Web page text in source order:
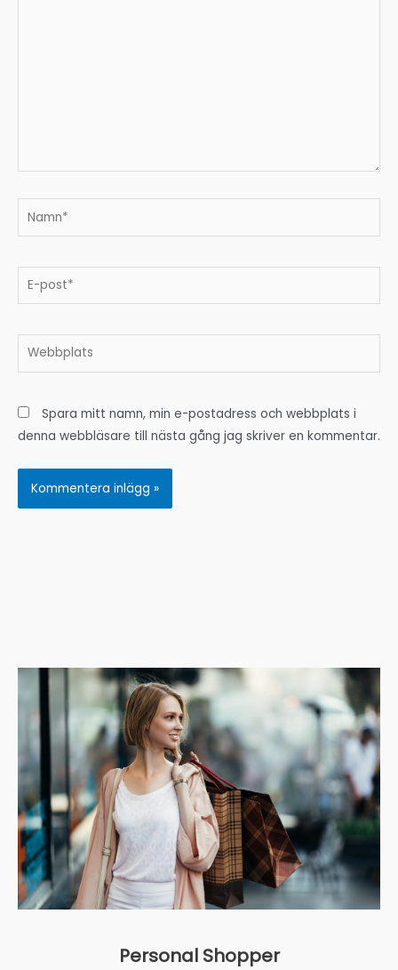
Namn*
E-
Webbplats
Spara mitt namn, min e-postadress och webbplats i
denna webbläsare till nästa gång jag skriver en kommentar.
Personal Shopper